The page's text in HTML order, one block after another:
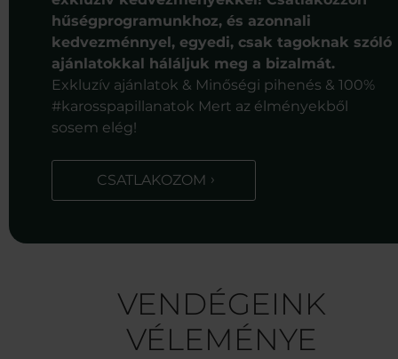
hűségprogramunkhoz, és azonnali
kedvezménnyel, egyedi, csak tagoknak szóló
ajánlatokkal háláljuk meg a bizalmát.
Exkluzív ajánlatok & Minőségi pihenés & 100%
#karosspapillanatok Mert az élményekből
sosem elég!
CSATLAKOZOM
VENDÉGEINK
VÉLEMÉNYE